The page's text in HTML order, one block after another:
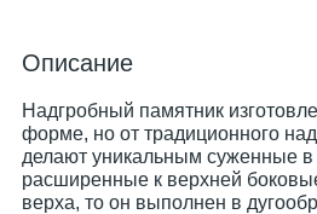
Описание
Надгробный памятник
форме, но от традиционного
делают уникальным суженные в
расширенные к верхней
верха, то он выполнен в